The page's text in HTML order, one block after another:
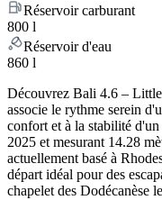
Réservoir carburant
800 l
Réservoir d'eau
860 l
Découvrez Bali 4.6 –
associe le rythme serein
confort et à la stabilité
2025 et mesurant 14.28
actuellement basé à
départ idéal pour des
chapelet des Dodécanèse